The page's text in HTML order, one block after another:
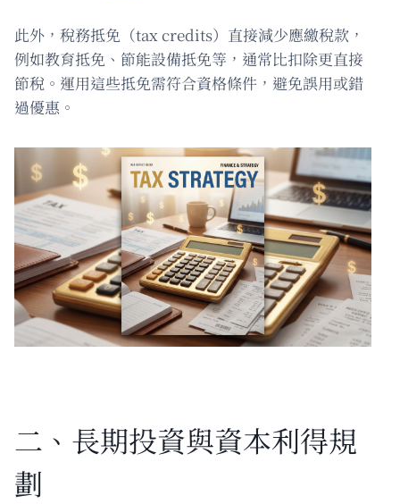
此外，稅務抵免（tax credits）直接減少應繳稅款，
例如教育抵免、節能設備抵免等，通常比扣除更直接
節稅。運用這些抵免需符合資格條件，避免誤用或錯
過優惠。
二、長期投資與資本利得規
劃